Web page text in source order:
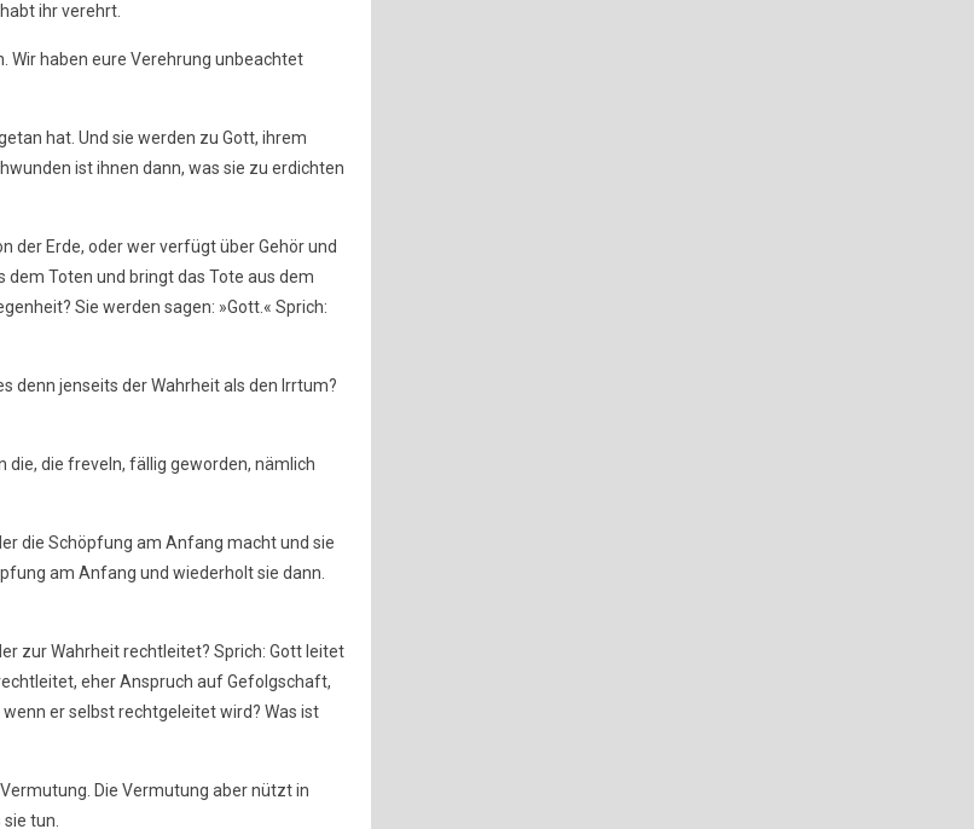
ihr verehrt.
Wir haben eure Verehrung unbeachtet
hat. Und sie werden zu Gott, ihrem
ist ihnen dann, was sie zu erdichten
der Erde, oder wer verfügt über Gehör und
dem Toten und bringt das Tote aus dem
Sie werden sagen: »Gott.« Sprich:
denn jenseits der Wahrheit als den Irrtum?
die, die freveln, fällig geworden, nämlich
die Schöpfung am Anfang macht und sie
am Anfang und wiederholt sie dann.
zur Wahrheit rechtleitet? Sprich: Gott leitet
eher Anspruch auf Gefolgschaft,
er selbst rechtgeleitet wird? Was ist
Die Vermutung aber nützt in
tun.